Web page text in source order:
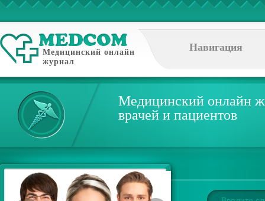
Медицинский онлайн
журнал
Навигация
Медицинский онлайн
врачей и пациентов